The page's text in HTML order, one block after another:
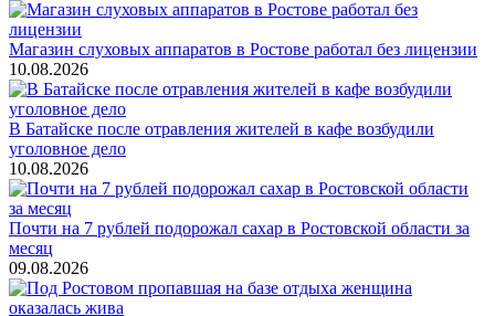
Магазин слуховых аппаратов в Ростове работал без лицензии
10.08.2026
В Батайске после отравления жителей в кафе возбудили
уголовное дело
10.08.2026
Почти на 7 рублей подорожал сахар в Ростовской области за
месяц
09.08.2026